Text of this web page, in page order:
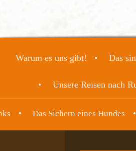
Warum es uns gibt! Das
Unsere Reisen nach
Das Sichern eines Hundes